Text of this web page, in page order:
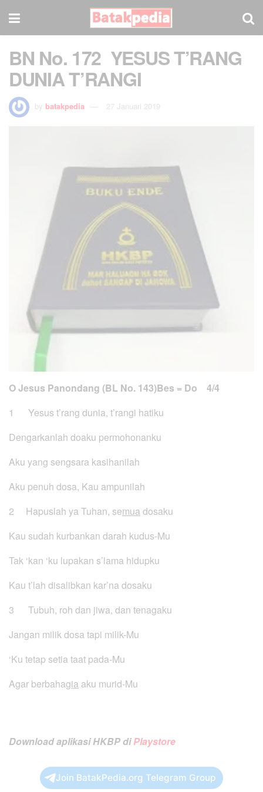
BN No. 172 YESUS T’RANG
DUNIA T’RANGI
by batakpedia 27 Januari 2019
O Jesus Panondang (BL No. 143)Bes = Do 4/4
1 Yesus t’rang dunia, t’rangi hatiku
Dengarkanlah doaku permohonanku
Aku yang sengsara kasihanilah
Aku penuh dosa, Kau ampunilah
2 Hapuslah ya Tuhan, semuadosaku
Kau sudah kurbankan darah kudus-Mu
Tak ‘kan ‘ku lupakan s’lama hidupku
Kau t’lah disalibkan kar’na dosaku
3 Tubuh, roh dan jiwa, dan tenagaku
Jangan milik dosa tapi milik-Mu
‘Ku tetap setia taat pada-Mu
Agar berbahagia aku murid-Mu
Download aplikasi HKBP diPlaystore
Join BatakPedia.org Telegram Group